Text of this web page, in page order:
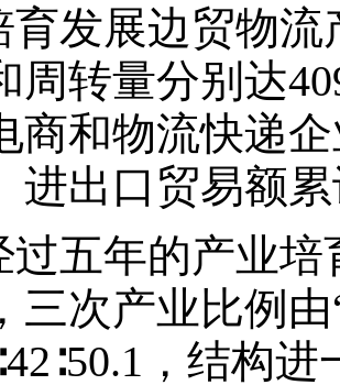
育发展边贸物
周转量分别达
商和物流快递
进出口贸易额
过五年的产业
三次产业比例由
，结构